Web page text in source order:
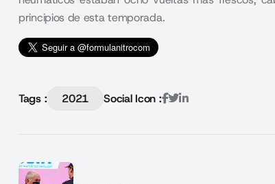
principios de esta temporada.
Tags : 2021 Social Icon :